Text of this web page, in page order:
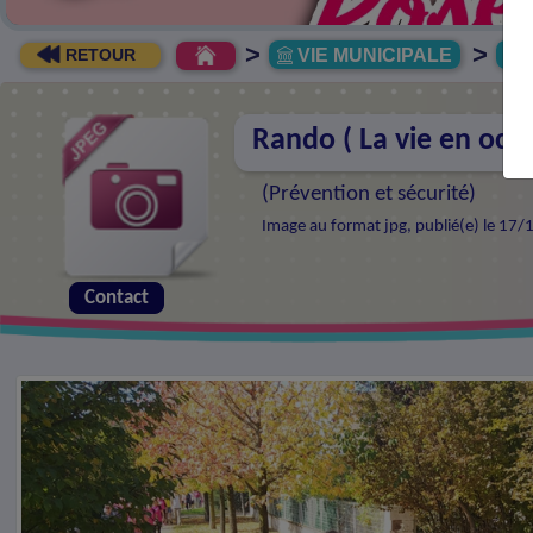
RETOUR > VIE MUNICIPALE >
Rando ( La vie en
(Prévention et sécurité)
Image au format jpg, publié(e) le
Contact